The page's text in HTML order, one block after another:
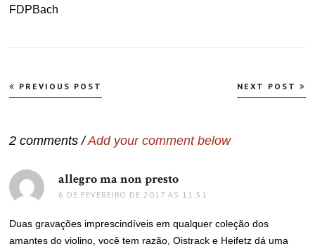
FDPBach
Navegação
de
PREVIOUS POST NEXT POST
2 comments /Add your comment below
allegro ma non presto
6 DE FEVEREIRO DE 2017 ÀS 11:51
Duas gravações imprescindíveis em qualquer coleção dos
amantes do violino, você tem razão, Oistrack e Heifetz dá uma